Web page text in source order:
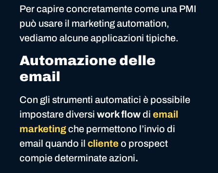
Per capire concretamente come una PMI
può usare il marketing automation,
vediamo alcune applicazioni tipiche.
Automazione delle
email
Con gli strumenti automatici è possibile
impostare diversi work flowdi email
marketingche permettono l’invio di
email quando il cliente o prospect
compie determinate azioni.